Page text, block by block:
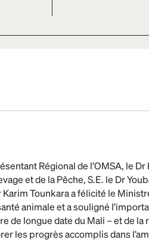
Régional de l’OMSA, le
et de la Pêche, S.E. le Dr
Tounkara a félicité le
animale et a souligné
de longue date du Mali – et de
les progrès accomplis dans